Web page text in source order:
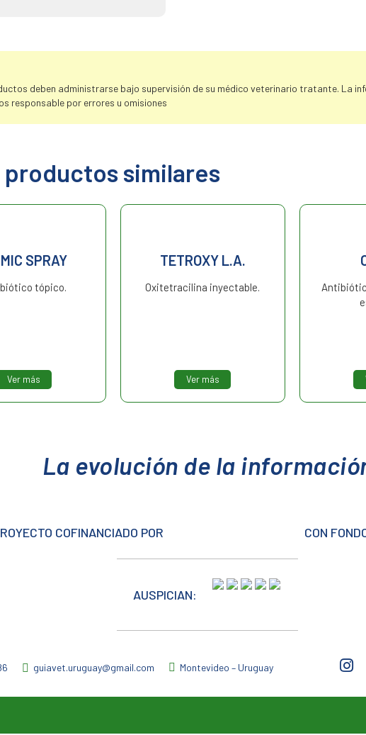
deben administrarse bajo supervisión de su médico veterinario tratante. La
responsable por errores u omisiones
productos similares
SPRAY
tópico.
Ver más
TETROXY L.A.
Oxitetracilina inyectable.
Ver más
La evolución de la
COFINANCIADO POR CON
AUSPICIAN:
guiavet.uruguay@gmail.com Montevideo – Uruguay